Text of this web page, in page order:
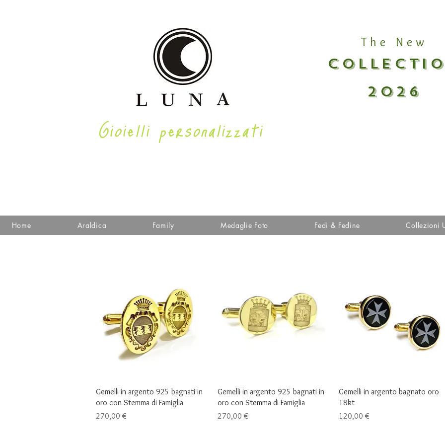
The New
2026
Gioielli personalizzati
Home Araldica Family Medaglie Foto Fedi & Fedine Collezioni
Vista rapida
Gemelli in argento 925 bagnati in
oro con Stemma di Famiglia
Prezzo
270,00 €
Vista rapida
Gemelli in argento 925 bagnati in
oro con Stemma di Famiglia
Prezzo
270,00 €
Vista rapida
Gemelli in argento bagnato oro
18kt
Prezzo
120,00 €